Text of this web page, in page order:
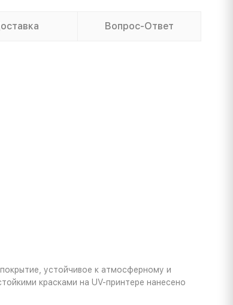
Вопрос-Ответ
устойчивое к атмосферному и
красками на UV-принтере нанесено